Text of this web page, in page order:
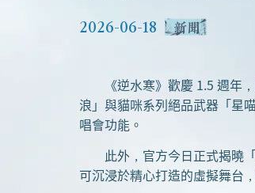
2026-06-18 新聞
《逆水寒》歡慶 1.5 週年，
浪」與貓咪系列絕品武器「星
唱會功能。
此外，官方今日正式揭曉「
可沉浸於精心打造的虛擬舞台